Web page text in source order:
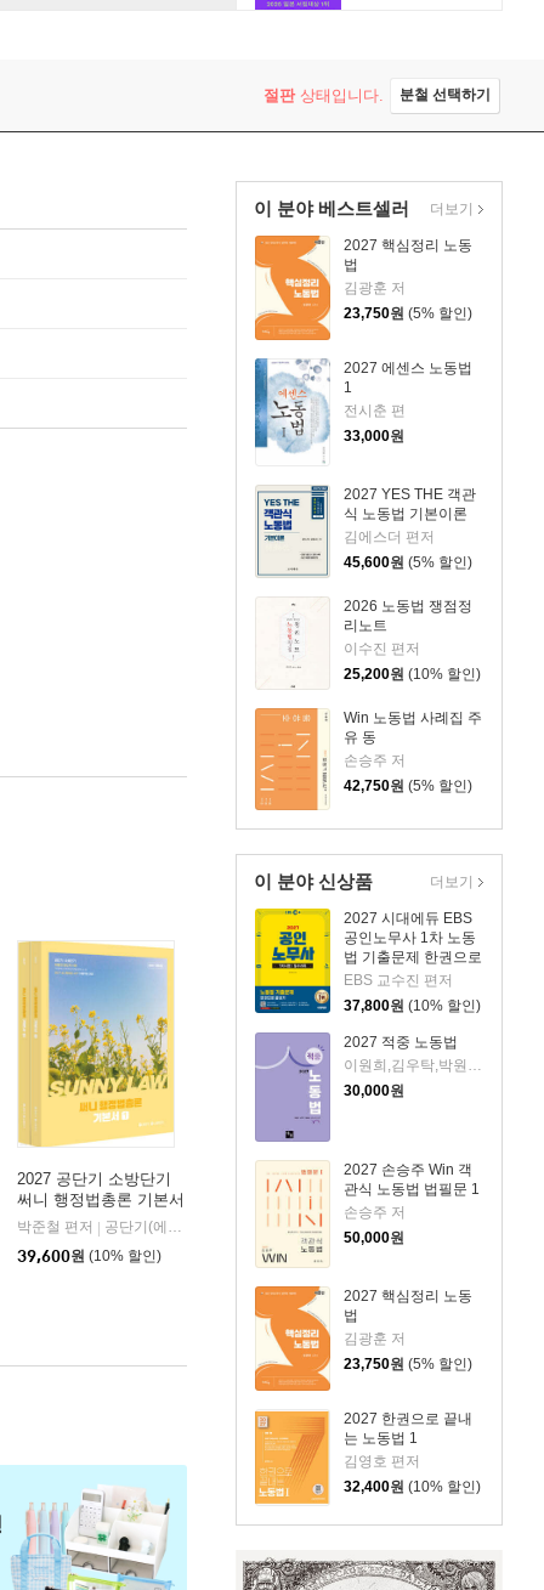
절판상태입니다. 분철 선택하기
이 분야 베스트셀러
2027 핵심정리 노동
법
김광훈 저
23,750원 (5% 할인)
2027 에센스 노동법
1
전시춘 편
33,000원
2027 YES THE 객관
식 노동법 기본이론
김에스더 편저
45,600원 (5% 할인)
2026 노동법 쟁점정
리노트
이수진 편저
25,200원 (10% 할인)
Win 노동법 사례집 주
유 동
손승주 저
42,750원 (5% 할인)
더보기
이 분야 신상품
2027 시대에듀 EBS
공인노무사 1차 노동
법 기출문제 한권으로
끝내기
EBS 교수진 편저
37,800원 (10% 할인)
2027 적중 노동법
이원희,김우탁,박원철 저
30,000원
2027 손승주 Win 객
관식 노동법 법필문 1
손승주 저
50,000원
2027 핵심정리 노동
법
김광훈 저
23,750원 (5% 할인)
2027 한권으로 끝내
는 노동법 1
김영호 편저
32,400원 (10% 할인)
더보기
2027 공단기 소방단기
써니 행정법총론 기본서
박준철 편저
공단기(에스티유니타스)
39,600원 (10% 할인)